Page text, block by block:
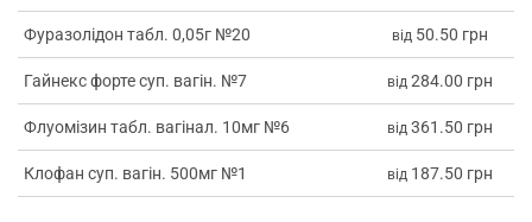
Фуразолідон табл. 0,05г №20 від 50.50 грн
Гайнекс форте суп. вагін. №7 від 284.00 грн
Флуомізин табл. вагінал. 10мг №6 від 361.50 грн
Клофан суп. вагін. 500мг №1 від 187.50 грн